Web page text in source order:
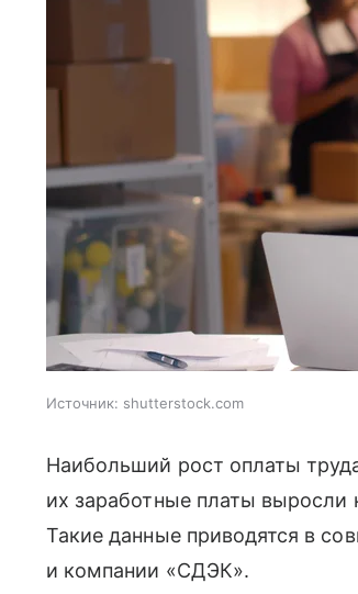
Источник: shutterstock.com
Наибольший рост оплаты
их заработные платы выросли
Такие данные приводятся в
и компании «СДЭК».